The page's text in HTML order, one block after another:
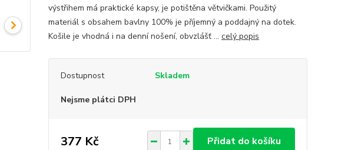
výstřihem má praktické kapsy, je potištěna větvičkami. Použitý
materiál s obsahem bavlny 100% je příjemný a poddajný na dotek.
Košile je vhodná i na denní nošení, obvzlášť ... celý popis
Dostupnost Skladem
Nejsme plátci DPH
377 Kč Přidat do košíku